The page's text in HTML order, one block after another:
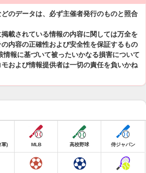
のデータは、必ず主催者発行のものと照合
載されている情報の内容に関しては万全を
内容の正確性および安全性を保証するもの
情報に基づいて被ったいかなる損害について
および情報提供者は一切の責任を負いかね
軍) MLB 高校野球 侍ジャパン